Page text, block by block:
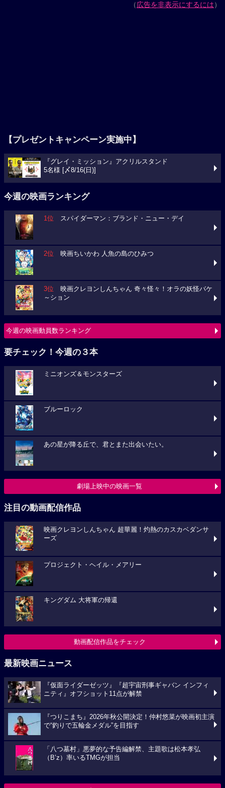
（広告を非表示にするには）
【プレゼントキャンペーン実施中】
『グレイ・ミッション』アクリルスタンド
5名様 [〆8/16(日)]
今週の映画ランキング
1位 スパイダーマン：ブランド・ニュー・デイ
2位 映画ちいかわ 人魚の島のひみつ
3位 映画クレヨンしんちゃん 奇々怪々！オラの妖怪バケ
～ション
今週の映画動員数ランキング
要チェック！今週の３本
ミニオンズ＆モンスターズ
ブルーロック
あの星が降る丘で、君とまた出会いたい。
劇場上映中の映画一覧
注目の動画配信作品
映画クレヨンしんちゃん 超華麗！灼熱のカスカベダンサ
ーズ
プロジェクト・ヘイル・メアリー
キングダム 大将軍の帰還
動画配信作品をチェック
最新映画ニュース
『仮面ライダーゼッツ』『超宇宙刑事ギャバン インフィ
ニティ』オフショット11点が解禁
『つりこまち』2026年秋公開決定！仲村悠菜が映画初主演
で“釣りで五輪金メダル”を目指す
「八つ墓村」悪夢的な予告編解禁、主題歌は松本孝弘
（B’z）率いるTMGが担当